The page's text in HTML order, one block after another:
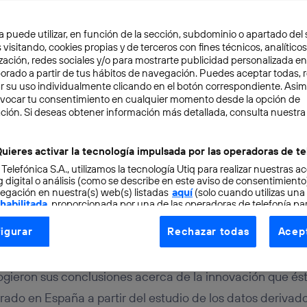
clasifican el atractivo turístico de las ciudades
datos con soluciones de Big Data
de datos constituyen soluciones de Big Data
conjuntos de datos, estructurados y no
para la toma de decisiones inteligentes. Cuando
laciudad, los miles de datos generados en los
pueden transformarse en información
las ciudades.
director general de Telefónica en Cataluña;
I+D en Barcelona; y Genís Roca, socio fundador y
sus conclusiones acerca de la innovación que
en España a partir del estudio de los datos
puede utilizar, en función de la sección, subdominio o apartado del
visitando, cookies propias y de terceros con fines técnicos,
redes sociales y/o para mostrarte publicidad personalizada
a partir de tus hábitos de navegación. Puedes aceptar todas,
su uso individualmente clicando en el botón correspondiente.
tu consentimiento en cualquier momento desde la opción de
Si deseas obtener información más detallada, consulta nuestra
activar la tecnología impulsada por las operadoras de
S.A., utilizamos la tecnología Utiq para realizar nuestras
digital o análisis (como se describe en este aviso de
en nuestra(s) web(s) listadas aquí(solo cuando utilizas una
, proporcionada por una de las operadoras de telefonía
consentimiento en cada página web).
Utiq está diseñada con la privacidad como prioridad
tu dirección IP y otra información de la cuenta de cliente de
a la conexión que utilizas (p. ej., número de teléfono móvil).
Rechazar todas